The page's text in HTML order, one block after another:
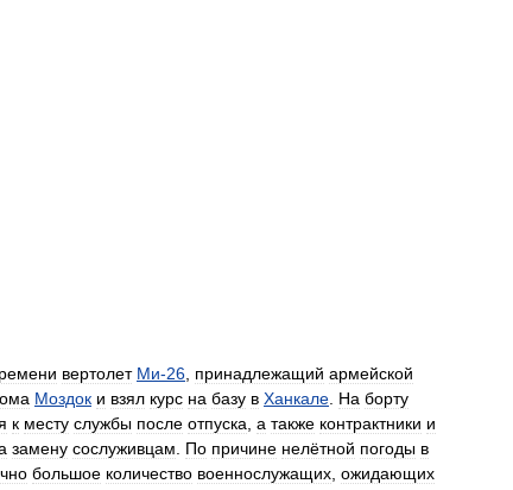
вертолет Ми-26 принадлежащий армейской
Моздок и взял курс на базу в Ханкале На борту
к месту службы после отпуска а также контрактники и
замену сослуживцам По причине нелётной погоды в
большое количество военнослужащих ожидающих